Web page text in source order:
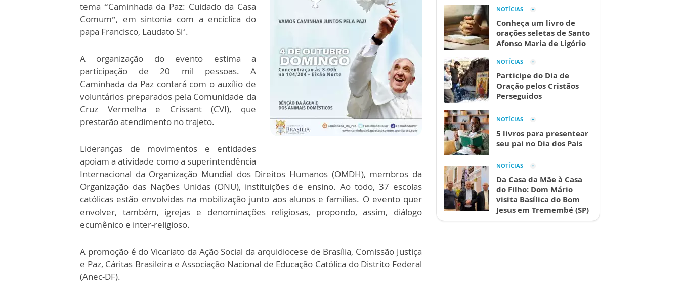
tema “Caminhada da Paz: Cuidado da Casa
Comum”, em sintonia com a encíclica do
papa Francisco, Laudato Si‘.
A organização do evento estima a
participação de 20 mil pessoas. A
Caminhada da Paz contará com o auxílio de
voluntários preparados pela Comunidade da
Cruz Vermelha e Crissant (CVI), que
prestarão atendimento no trajeto.
Lideranças de movimentos e entidades
apoiam a atividade como a superintendência
Internacional da Organização Mundial dos Direitos Humanos (OMDH), membros da
Organização das Nações Unidas (ONU), instituições de ensino. Ao todo, 37 escolas
católicas estão envolvidas na mobilização junto aos alunos e famílias. O evento quer
envolver, também, igrejas e denominações religiosas, propondo, assim, diálogo
ecumênico e inter-religioso.
A promoção é do Vicariato da Ação Social da arquidiocese de Brasília, Comissão Justiça
e Paz, Cáritas Brasileira e Associação Nacional de Educação Católica do Distrito Federal
(Anec-DF).
NOTÍCIAS
Conheça um livro de
orações seletas de Santo
Afonso Maria de Ligório
NOTÍCIAS
Participe do Dia de
Oração pelos Cristãos
Perseguidos
NOTÍCIAS
5 livros para presentear
seu pai no Dia dos Pais
NOTÍCIAS
Da Casa da Mãe à Casa
do Filho: Dom Mário
visita Basílica do Bom
Jesus em Tremembé (SP)